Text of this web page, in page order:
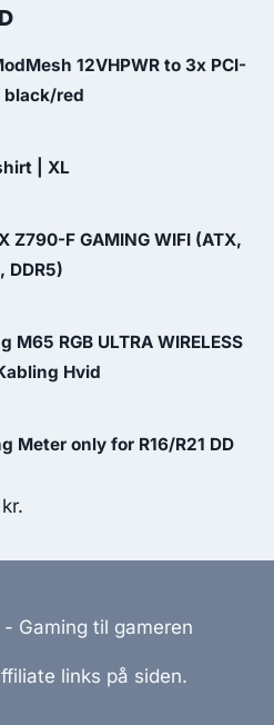
12VHPWR to 3x PCI-
black/red
| XL
Z790-F GAMING WIFI (ATX,
DDR5)
M65 RGB ULTRA WIRELESS
Hvid
Meter only for R16/R21 DD
kr.
Gaming til gameren
links på siden.